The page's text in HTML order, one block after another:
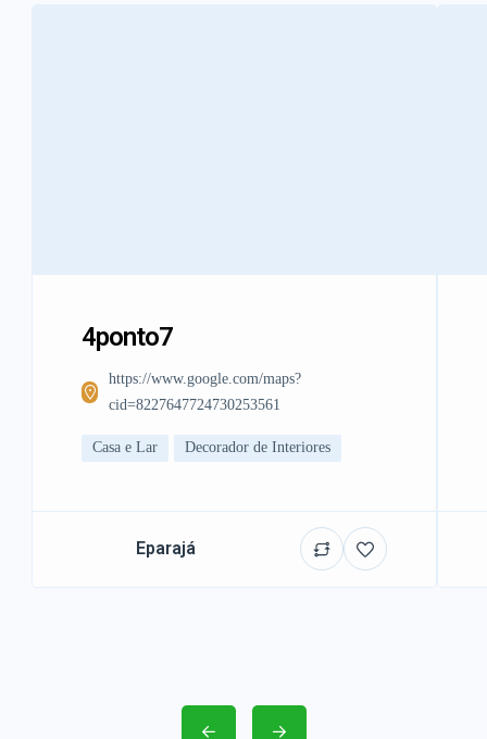
4ponto7
https://www.google.com/maps?
cid=8227647724730253561
Casa e Lar Decorador de Interiores
Eparajá